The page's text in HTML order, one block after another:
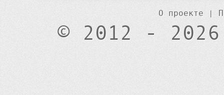
О проекте |
© 2012 -